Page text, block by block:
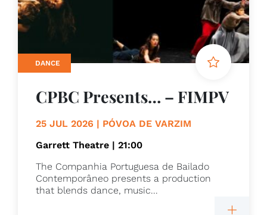
DANCE
CPBC Presents… – FIMPV
25 JUL 2026 | PÓVOA DE VARZIM
Garrett Theatre | 21:00
The Companhia Portuguesa de Bailado
Contemporâneo presents a production
that blends dance, music...